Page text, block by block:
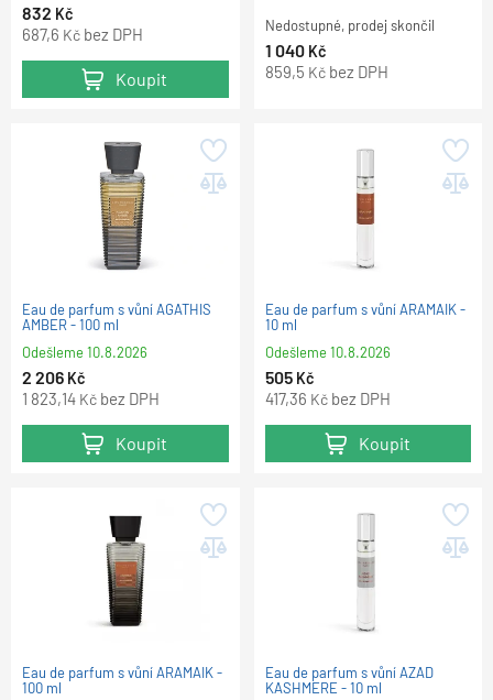
832 Kč
687,6 Kč bez DPH
Koupit
Nedostupné, prodej skončil
1 040 Kč
859,5 Kč bez DPH
Eau de parfum s vůní AGATHIS
AMBER - 100 ml
Odešleme10.8.2026
2 206 Kč
1 823,14 Kč bez DPH
Koupit
Eau de parfum s vůní ARAMAIK -
10 ml
Odešleme10.8.2026
505 Kč
417,36 Kč bez DPH
Koupit
Eau de parfum s vůní ARAMAIK -
100 ml
Eau de parfum s vůní AZAD
KASHMERE - 10 ml